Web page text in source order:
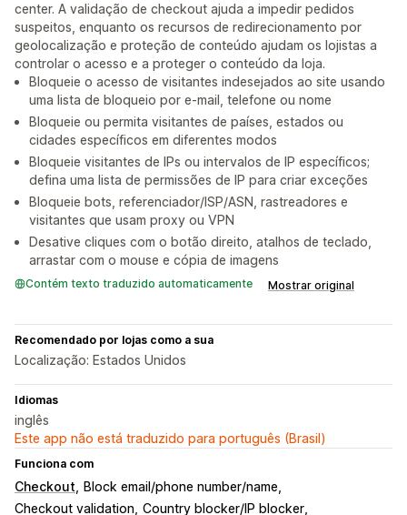
center. A validação de checkout ajuda a impedir pedidos
suspeitos, enquanto os recursos de redirecionamento por
geolocalização e proteção de conteúdo ajudam os lojistas a
controlar o acesso e a proteger o conteúdo da loja.
Bloqueie o acesso de visitantes indesejados ao site usando
uma lista de bloqueio por e-mail, telefone ou nome
Bloqueie ou permita visitantes de países, estados ou
cidades específicos em diferentes modos
Bloqueie visitantes de IPs ou intervalos de IP específicos;
defina uma lista de permissões de IP para criar exceções
Bloqueie bots, referenciador/ISP/ASN, rastreadores e
visitantes que usam proxy ou VPN
Desative cliques com o botão direito, atalhos de teclado,
arrastar com o mouse e cópia de imagens
Contém texto traduzido automaticamente Mostrar original
Recomendado por lojas como a sua
Localização: Estados Unidos
Idiomas
inglês
Este app não está traduzido para português (Brasil)
Funciona com
Checkout
Block email/phone number/name
Checkout validation Country blocker/IP blocker